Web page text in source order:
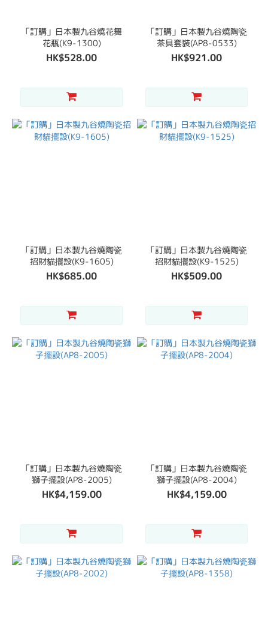
「訂購」日本製九谷燒花舞
花瓶(K9-1300)
HK$528.00
「訂購」日本製九谷燒陶瓷
茶具套裝(AP8-0533)
HK$921.00
「訂購」日本製九谷燒陶瓷
招財貓擺設(K9-1605)
HK$685.00
「訂購」日本製九谷燒陶瓷
招財貓擺設(K9-1525)
HK$509.00
「訂購」日本製九谷燒陶瓷
獅子擺設(AP8-2005)
HK$4,159.00
「訂購」日本製九谷燒陶瓷
獅子擺設(AP8-2004)
HK$4,159.00